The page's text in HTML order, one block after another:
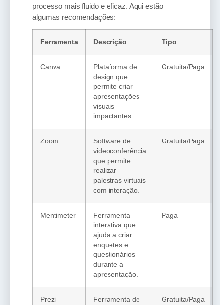
processo mais fluido e eficaz. Aqui estão
algumas recomendações:
Ferramenta Descrição Tipo
Canva
Plataforma de
design que
permite criar
apresentações
visuais
impactantes.
Gratuita/Paga
Zoom
Software de
videoconferência
que permite
realizar
palestras virtuais
com interação.
Gratuita/Paga
Mentimeter
Ferramenta
interativa que
ajuda a criar
enquetes e
questionários
durante a
apresentação.
Paga
Prezi
Ferramenta de
Gratuita/Paga